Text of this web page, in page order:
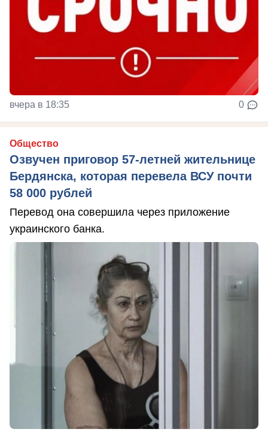
вчера в 18:35 0
Общество
Озвучен приговор 57-летней жительнице
Бердянска, которая перевела ВСУ почти
58 000 рублей
Перевод она совершила через приложение
украинского банка.